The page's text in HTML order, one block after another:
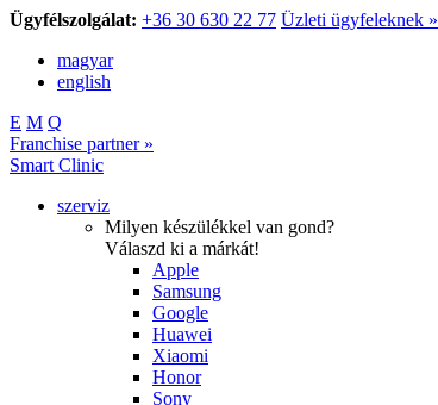
Ügyfélszolgálat: +36 30 630 22 77 Üzleti ügyfeleknek »
magyar
english
E M Q
Franchise partner »
Smart Clinic
szerviz
Milyen készülékkel van gond?
Válaszd ki a márkát!
Apple
Samsung
Google
Huawei
Xiaomi
Honor
Sony